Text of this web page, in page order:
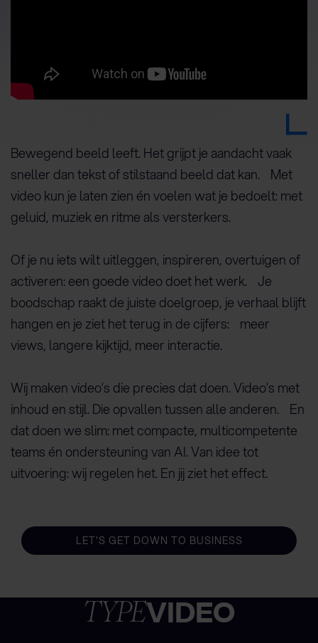
Bewegend beeld leeft. Het grijpt je aandacht vaak
sneller dan tekst of stilstaand beeld dat kan. Met
video kun je laten zien én voelen wat je bedoelt: met
geluid, muziek en ritme als versterkers.
Of je nu iets wilt uitleggen, inspireren, overtuigen of
activeren: een goede video doet het werk. Je
boodschap raakt de juiste doelgroep, je verhaal blijft
hangen en je ziet het terug in de cijfers: meer
views, langere kijktijd, meer interactie.
Wij maken video’s die precies dat doen. Video’s met
inhoud en stijl. Die opvallen tussen alle anderen. En
dat doen we slim: met compacte, multicompetente
teams én ondersteuning van AI. Van idee tot
uitvoering: wij regelen het. En jij ziet het effect.
LET'S GET DOWN TO BUSINESS
TYPEVIDEO